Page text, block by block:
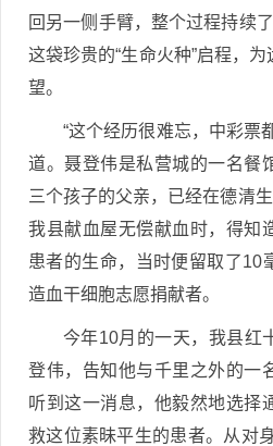
回另一侧手臂，整个过程持续
这袋珍贵的“生命火种”启程，
望。
“这个经历很难忘，中彩票
道。聂登伟是私营城的一名餐
三个孩子的父亲，已经在德清
我县献血屋无偿献血时，得知
患者的生命，当时便留取了10
造血干细胞志愿捐献者。
今年10月的一天，我县红
登伟，告知他与千里之外的一
听到这一消息，他毅然地选择
救这位素昧平生的患者。从对